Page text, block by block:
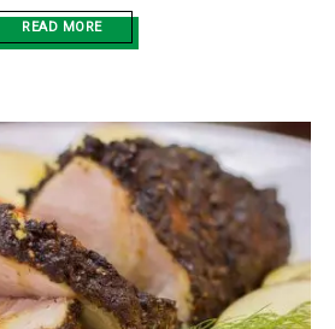
READ MORE